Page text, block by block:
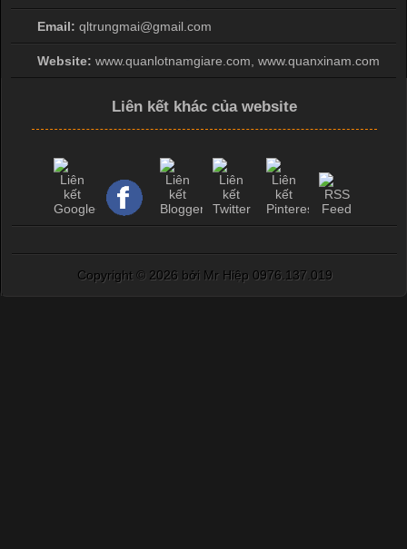
Email: qltrungmai@gmail.com
Website: www.quanlotnamgiare.com, www.quanxinam.com
Liên kết khác của website
Copyright © 2026 bởi Mr Hiệp 0976.137.019